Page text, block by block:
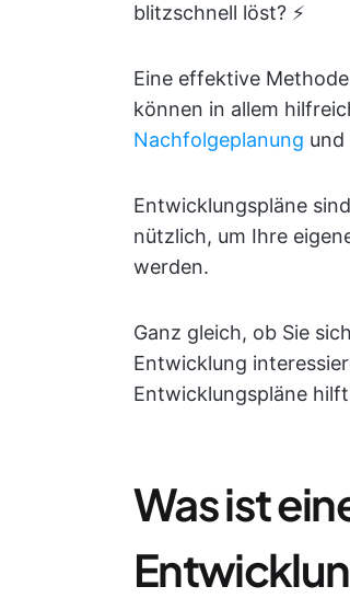
blitzschnell löst? ⚡
Eine effektive
können in allem
Nachfolgeplanung und
Entwicklungspläne
nützlich, um Ihre
werden.
Ganz gleich, ob Sie
Entwicklung
Entwicklungspläne
Was ist